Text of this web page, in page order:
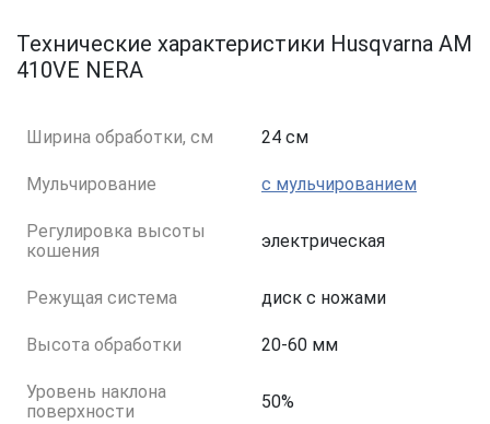
Технические характеристики Husqvarna AM
410VE NERA
Ширина обработки, см 24 см
Мульчирование с мульчированием
Регулировка высоты
кошения
электрическая
Режущая система диск с ножами
Высота обработки 20-60 мм
Уровень наклона
поверхности
50%